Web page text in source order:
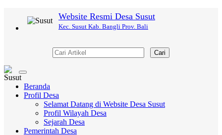
Website Resmi Desa Susut
Kec. Susut Kab. Bangli Prov. Bali
Cari
Toggle
navigation
Beranda
Profil Desa
Selamat Datang di Website Desa Susut
Profil Wilayah Desa
Sejarah Desa
Pemerintah Desa